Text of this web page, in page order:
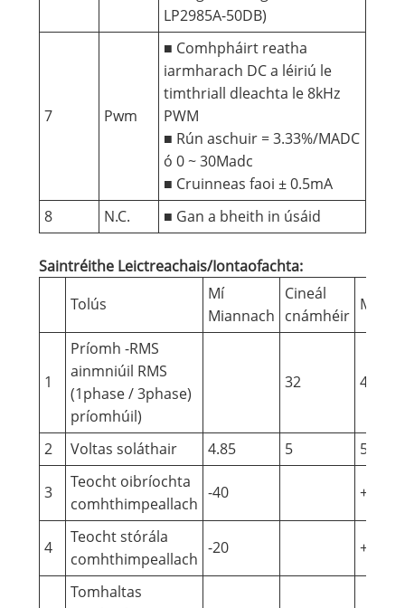
LP2985A-50DB)
7 Pwm
■ Comhpháirt reatha
iarmharach DC a léiriú le
timthriall dleachta le 8kHz
PWM
■ Rún aschuir = 3.33%/MADC
ó 0 ~ 30Madc
■ Cruinneas faoi ± 0.5mA
8
N.C. ■ Gan a bheith in úsáid
Saintréithe Leictreachais/Iontaofachta:
Tolús
Mí
Miannach
Cineál
cnámhéir
1
Príomh -RMS
ainmniúil RMS
(1phase / 3phase)
príomhúil)
32 40
2 Voltas soláthair 4.85 5 5.15
3
Teocht oibríochta
comhthimpeallach
-40 +105
4
Teocht stórála
comhthimpeallach
-20 +65
Tomhaltas